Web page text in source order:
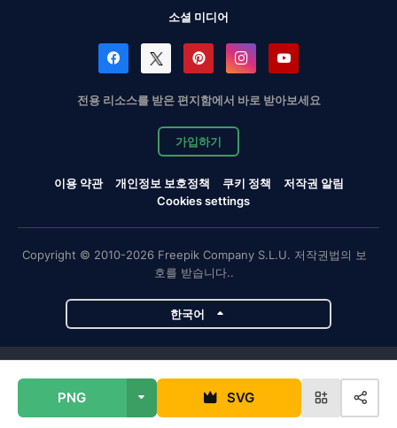
PNG SVG
소셜 미디어
전용 리소스를 받은 편지함에서 바로 받아보세요
가입하기
이용 약관 개인정보 보호정책 쿠키 정책
저작권 알림
Cookies settings
Copyright © 2010-2026 Freepik Company S.L.U. 저작권법의 보
호를 받습니다..
한국어